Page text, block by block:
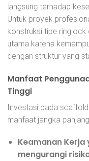
langsung terhadap
Untuk proyek
konstruksi tipe ringlock
utama karena
dengan struktur yang
Manfaat
Tinggi
Investasi pada
manfaat jangka
Keamanan Kerja
mengurangi